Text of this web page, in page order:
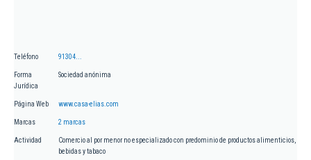
Teléfono 91304...
Forma
Jurídica
Sociedad anónima
Página Web www.casa-elias.com
Marcas 2 marcas
Actividad
Comercio al por menor no especializado con predominio de productos alimenticios,
bebidas y tabaco